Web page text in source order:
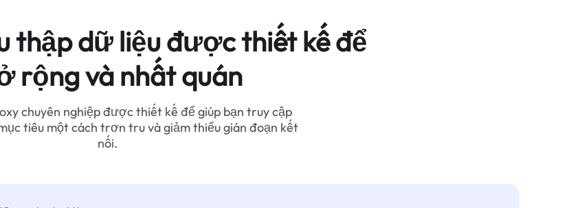
thập dữ liệu được thiết kế để
rộng và nhất quán
chuyên nghiệp được thiết kế để giúp bạn truy cập
tiêu một cách trơn tru và giảm thiểu gián đoạn kết
nối.